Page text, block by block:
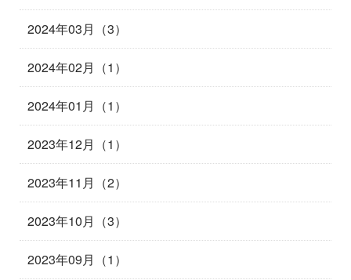
2024年03月（3）
2024年02月（1）
2024年01月（1）
2023年12月（1）
2023年11月（2）
2023年10月（3）
2023年09月（1）